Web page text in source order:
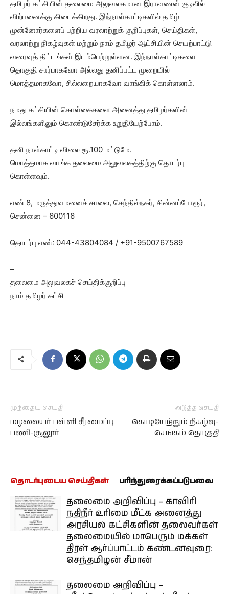
தமிழர் கட்சியின் தலைமை அலுவலகமான இராவணன் குடிலில்
விற்பனைக்கு கிடைக்கிறது. இந்நாள்காட்டிகளில் தமிழ்
முன்னோர்களைப் பற்றிய வரலாற்றுக் குறிப்புகள், செய்திகள்,
வரலாற்று நிகழ்வுகள் மற்றும் நாம் தமிழர் ஆட்சியின் செயற்பாட்டு
வரைவுத் திட்டங்கள் இடம்பெற்றுள்ளன. இந்நாள்காட்டிகளை
தொகுதி சார்பாகவோ அல்லது தனிப்பட்ட முறையில்
மொத்தமாகவோ, சில்லறையாகவோ வாங்கிக் கொள்ளலாம்.
நமது கட்சியின் கொள்கைகளை அனைத்து தமிழர்களின்
இல்லங்களிலும் கொண்டுசேர்க்க உறுதியேற்போம்.
தனி நாள்காட்டி விலை ரூ.100 மட்டுமே.
மொத்தமாக வாங்க தலைமை அலுவலகத்திற்கு தொடர்பு
கொள்ளவும்.
எண் 8, மருத்துவமனைச் சாலை, செந்தில்நகர், சின்னப்போரூர்,
சென்னை – 600116
தொடர்பு எண்: 044-43804084 / +91-9500767589
–
தலைமை அலுவலகச் செய்திக்குறிப்பு
நாம் தமிழர் கட்சி
முந்தைய செய்தி
மழலையர் பள்ளி சீரமைப்பு
பணி-சூலூர்
அடுத்த செய்தி
கொடியேற்றும் நிகழ்வு-
செங்கம் தொகுதி
தொடர்புடைய செய்திகள் பரிந்துரைக்கப்படுபவை
தலைமை அறிவிப்பு – காவிரி
நதிநீர் உரிமை மீட்க அனைத்து
அரசியல் கட்சிகளின் தலைவர்கள்
தலைமையில் மாபெரும் மக்கள்
திரள் ஆர்ப்பாட்டம் கண்டனவுரை:
செந்தமிழன் சீமான்
தலைமை அறிவிப்பு –